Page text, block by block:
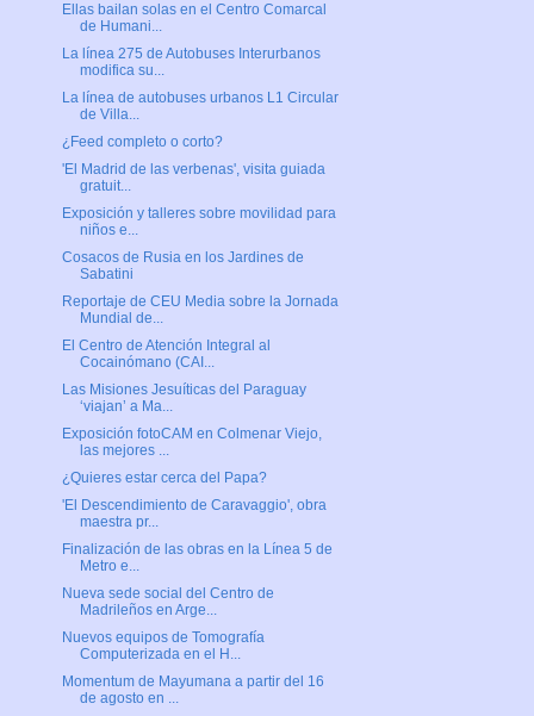
Ellas bailan solas en el Centro Comarcal
de Humani...
La línea 275 de Autobuses Interurbanos
modifica su...
La línea de autobuses urbanos L1 Circular
de Villa...
¿Feed completo o corto?
'El Madrid de las verbenas', visita guiada
gratuit...
Exposición y talleres sobre movilidad para
niños e...
Cosacos de Rusia en los Jardines de
Sabatini
Reportaje de CEU Media sobre la Jornada
Mundial de...
El Centro de Atención Integral al
Cocainómano (CAI...
Las Misiones Jesuíticas del Paraguay
‘viajan’ a Ma...
Exposición fotoCAM en Colmenar Viejo,
las mejores ...
¿Quieres estar cerca del Papa?
'El Descendimiento de Caravaggio', obra
maestra pr...
Finalización de las obras en la Línea 5 de
Metro e...
Nueva sede social del Centro de
Madrileños en Arge...
Nuevos equipos de Tomografía
Computerizada en el H...
Momentum de Mayumana a partir del 16
de agosto en ...